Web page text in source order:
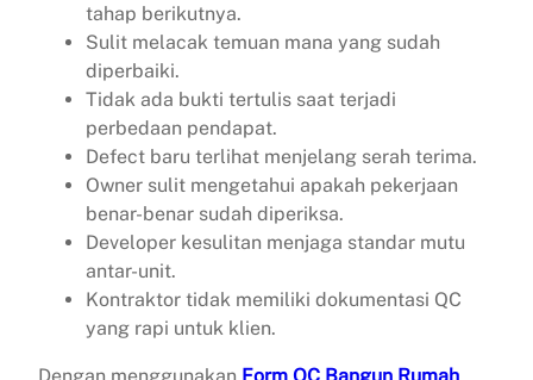
tahap berikutnya.
Sulit melacak temuan mana yang sudah
diperbaiki.
Tidak ada bukti tertulis saat terjadi
perbedaan pendapat.
Defect baru terlihat menjelang serah terima.
Owner sulit mengetahui apakah pekerjaan
benar-benar sudah diperiksa.
Developer kesulitan menjaga standar mutu
antar-unit.
Kontraktor tidak memiliki dokumentasi QC
yang rapi untuk klien.